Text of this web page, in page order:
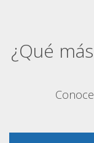
¿Qué